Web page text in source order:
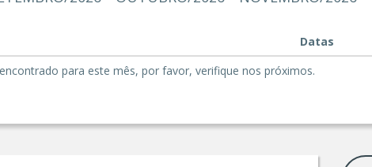
Datas
para este mês, por favor, verifique nos próximos.